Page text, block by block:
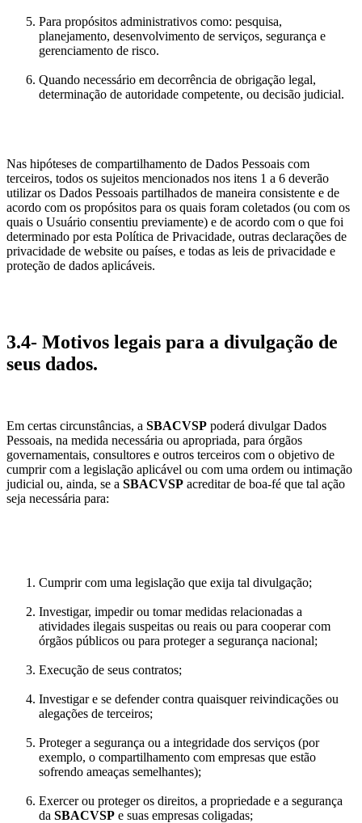
Para propósitos administrativos como: pesquisa,
planejamento, desenvolvimento de serviços, segurança e
gerenciamento de risco.
Quando necessário em decorrência de obrigação legal,
determinação de autoridade competente, ou decisão judicial.
Nas hipóteses de compartilhamento de Dados Pessoais com
terceiros, todos os sujeitos mencionados nos itens 1 a 6 deverão
utilizar os Dados Pessoais partilhados de maneira consistente e de
acordo com os propósitos para os quais foram coletados (ou com os
quais o Usuário consentiu previamente) e de acordo com o que foi
determinado por esta Política de Privacidade, outras declarações de
privacidade de website ou países, e todas as leis de privacidade e
proteção de dados aplicáveis.
3.4- Motivos legais para a divulgação de
seus dados.
Em certas circunstâncias, a SBACVSP poderá divulgar Dados
Pessoais, na medida necessária ou apropriada, para órgãos
governamentais, consultores e outros terceiros com o objetivo de
cumprir com a legislação aplicável ou com uma ordem ou intimação
judicial ou, ainda, se a SBACVSP acreditar de boa-fé que tal ação
seja necessária para:
Cumprir com uma legislação que exija tal divulgação;
Investigar, impedir ou tomar medidas relacionadas a
atividades ilegais suspeitas ou reais ou para cooperar com
órgãos públicos ou para proteger a segurança nacional;
Execução de seus contratos;
Investigar e se defender contra quaisquer reivindicações ou
alegações de terceiros;
Proteger a segurança ou a integridade dos serviços (por
exemplo, o compartilhamento com empresas que estão
sofrendo ameaças semelhantes);
Exercer ou proteger os direitos, a propriedade e a segurança
da SBACVSP e suas empresas coligadas;